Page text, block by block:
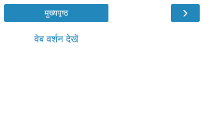
›
मुख्यपृष्ठ
वेब वर्शन देखें